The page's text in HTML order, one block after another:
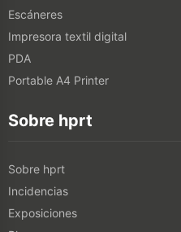
Escáneres
Impresora textil digital
PDA
Portable A4 Printer
Sobre hprt
Sobre hprt
Incidencias
Exposiciones